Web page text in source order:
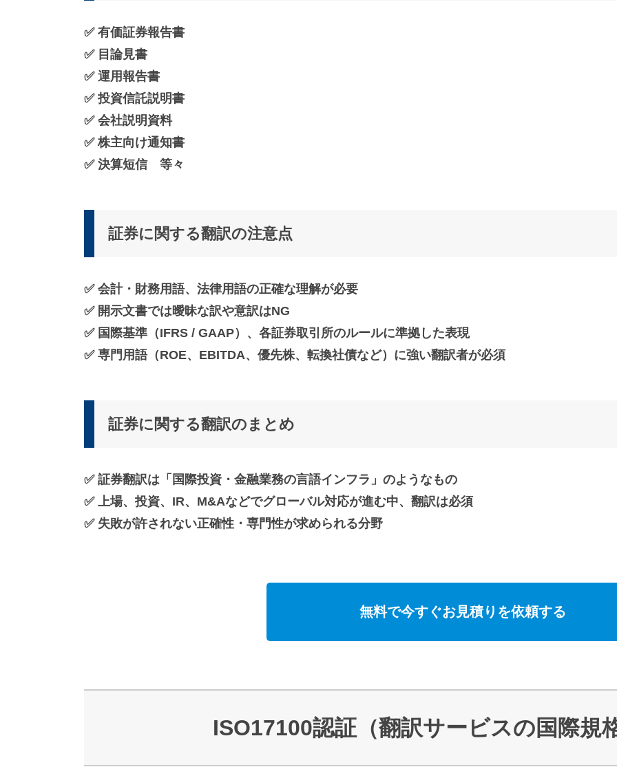
✅ 有価証券報告書
✅ 目論見書
✅ 運用報告書
✅ 投資信託説明書
✅ 会社説明資料
✅ 株主向け通知書
✅ 決算短信 等々
証券に関する翻訳の注意点
✅ 会計・財務用語、法律用語の正確な理解が必要
✅ 開示文書では曖昧な訳や意訳はNG
✅ 国際基準（IFRS / GAAP）、各証券取引所のルールに準拠した表現
✅ 専門用語（ROE、EBITDA、優先株、転換社債など）に強い翻訳者が必須
証券に関する翻訳のまとめ
✅ 証券翻訳は「国際投資・金融業務の言語インフラ」のようなもの
✅ 上場、投資、IR、M&Aなどでグローバル対応が進む中、翻訳は必須
✅ 失敗が許されない正確性・専門性が求められる分野
無料で今すぐお見積りを依頼する
ISO17100認証（翻訳サービスの国際規